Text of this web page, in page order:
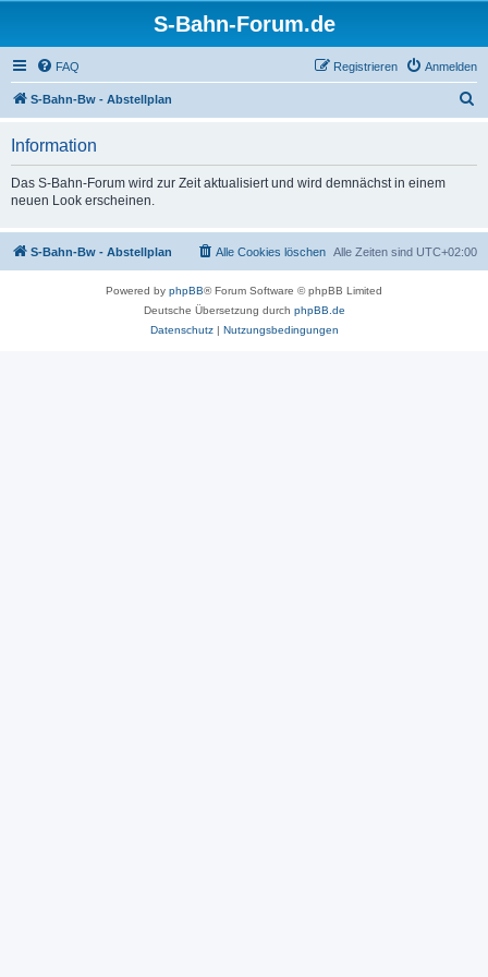
S-Bahn-Forum.de
FAQ Anmelden
Registrieren
S-Bahn-Bw - Abstellplan
Information
Das S-Bahn-Forum wird zur Zeit aktualisiert und wird demnächst in einem
neuen Look erscheinen.
S-Bahn-Bw - Abstellplan Alle Zeiten sind UTC+02:00
Alle Cookies löschen
Powered by phpBB® Forum Software © phpBB Limited
Deutsche Übersetzung durch phpBB.de
Datenschutz| Nutzungsbedingungen